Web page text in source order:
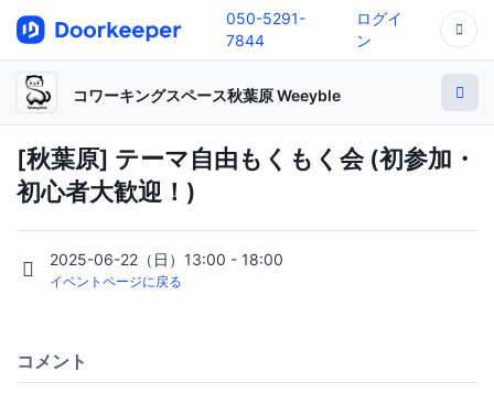
050-5291-
7844
ログイ
ン
コワーキングスペース秋葉原 Weeyble
[秋葉原] テーマ自由もくもく会 (初参加・
初心者大歓迎！)
2025-06-22（日）13:00 - 18:00
イベントページに戻る
コメント